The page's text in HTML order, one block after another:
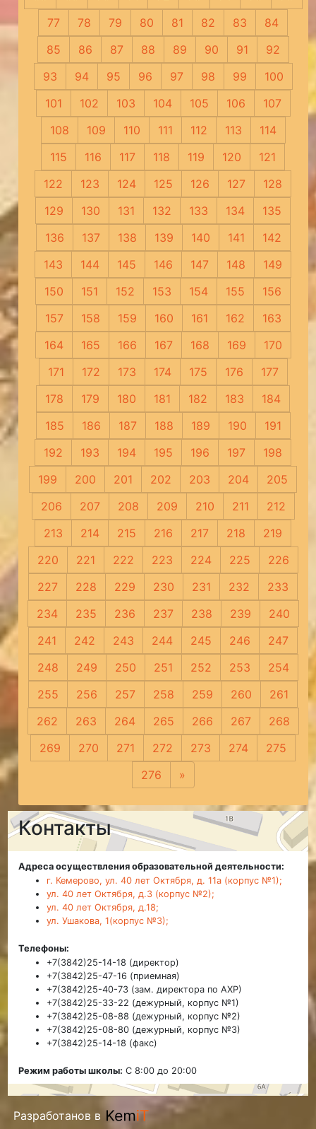
77
78 79 80 81 82 83
84
85
86 87 88 89 90 91
92
93
94 95 96 97 98 99
100
101
102 103 104 105 106
107
108
109 110 111 112 113
114
115
116 117 118 119 120
121
122
123 124 125 126 127
128
129
130 131 132 133 134
135
136
137 138 139 140 141
142
143
144 145 146 147 148
149
150
151 152 153 154 155
156
157
158 159 160 161 162
163
164
165 166 167 168 169
170
171
172 173 174 175 176
177
178
179 180 181 182 183
184
185
186 187 188 189 190
191
192
193 194 195 196 197
198
199
200 201 202 203 204
205
206
207 208 209 210 211
212
213
214 215 216 217 218
219
220
221 222 223 224 225
226
227
228 229 230 231 232
233
234
235 236 237 238 239
240
241
242 243 244 245 246
247
248
249 250 251 252 253
254
255
256 257 258 259 260
261
262
263 264 265 266 267
268
269
270 271 272 273 274
275
276
»
Контакты
Адреса осуществления образовательной деятельности:
г. Кемерово, ул. 40 лет Октября, д. 11а (корпус №1);
ул. 40 лет Октября, д.3 (корпус №2);
ул. 40 лет Октября, д.18;
ул. Ушакова, 1(корпус №3);
Телефоны:
+7(3842)25-14-18 (директор)
+7(3842)25-47-16 (приемная)
+7(3842)25-40-73 (зам. директора по АХР)
+7(3842)25-33-22 (дежурный, корпус №1)
+7(3842)25-08-88 (дежурный, корпус №2)
+7(3842)25-08-80 (дежурный, корпус №3)
+7(3842)25-14-18 (факс)
Режим работы школы: С 8:00 до 20:00
Разработанов в